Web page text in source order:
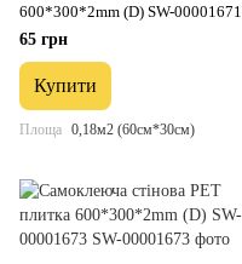
600*300*2mm (D) SW-00001671
65 грн
Купити
Площа 0,18м2 (60см*30см)